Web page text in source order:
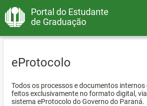
Portal do Estudante
de Graduação
eProtocolo
Todos os processos e documentos internos
feitos exclusivamente no formato digital,
sistema eProtocolo do Governo do Paraná.